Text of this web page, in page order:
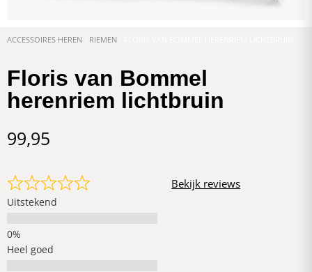
ACCESSOIRES HEREN RIEMEN
Floris van Bommel
herenriem lichtbruin
99,95
Uitstekend
Heel goed
Bekijk reviews